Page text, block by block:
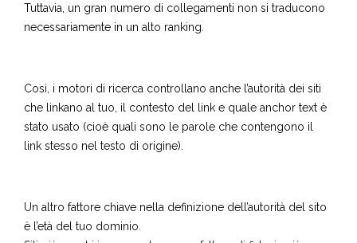
Tuttavia, un gran numero di collegamenti non si traducono
necessariamente in un alto ranking.
Così, i motori di ricerca controllano anche l’autorità dei siti
che linkano al tuo, il contesto del link e quale anchor text è
stato usato (cioè quali sono le parole che contengono il
link stesso nel testo di origine).
Un altro fattore chiave nella definizione dell’autorità del sito
è l’età del tuo dominio.